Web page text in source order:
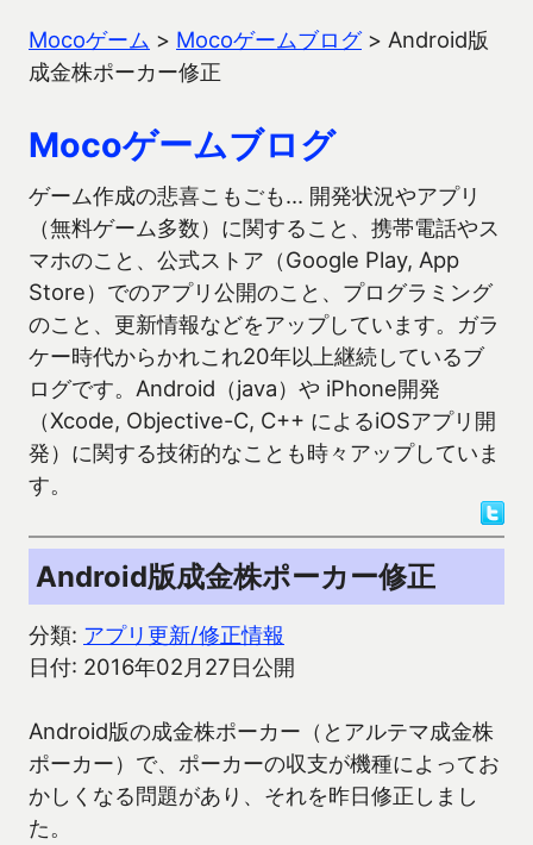
Mocoゲーム > Mocoゲームブログ> Android版
成金株ポーカー修正
Mocoゲームブログ
ゲーム作成の悲喜こもごも… 開発状況やアプリ
（無料ゲーム多数）に関すること、携帯電話やス
マホのこと、公式ストア（Google Play, App
Store）でのアプリ公開のこと、プログラミング
のこと、更新情報などをアップしています。ガラ
ケー時代からかれこれ20年以上継続しているブ
ログです。Android（java）や iPhone開発
（Xcode, Objective-C, C++ によるiOSアプリ開
発）に関する技術的なことも時々アップしていま
す。
Android版成金株ポーカー修正
分類: アプリ更新/修正情報
日付: 2016年02月27日公開
Android版の成金株ポーカー（とアルテマ成金株
ポーカー）で、ポーカーの収支が機種によってお
かしくなる問題があり、それを昨日修正しまし
た。